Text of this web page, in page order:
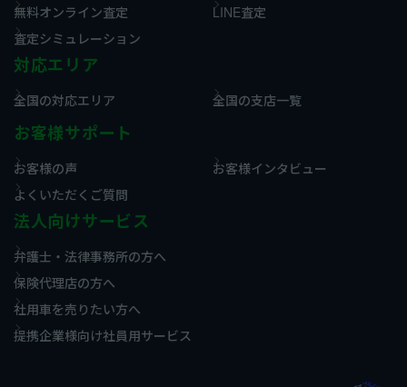
無料オンライン査定
LINE査定
査定シミュレーション
対応エリア
全国の対応エリア 全国の支店一覧
お客様サポート
お客様の声
お客様インタビュー
よくいただくご質問
法人向けサービス
弁護士・法律事務所の方へ
保険代理店の方へ
社用車を売りたい方へ
提携企業様向け社員用サービス